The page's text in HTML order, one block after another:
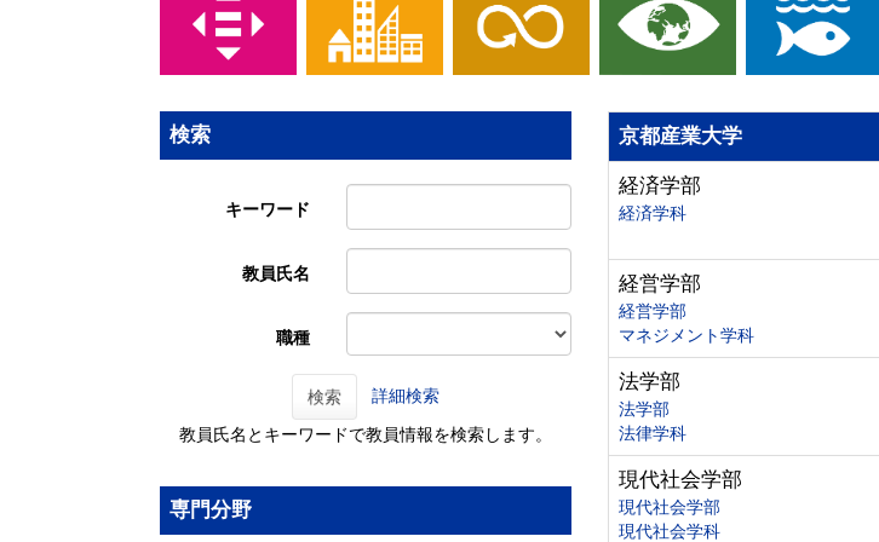
検索
キーワード
教員氏名
職種
検索 詳細検索
教員氏名とキーワードで教員情報を検索します。
専門分野
京都産業大学
経済学部
経済学科
経営学部
経営学部
マネジメント学科
法学部
法学部
法律学科
現代社会学部
現代社会学部
現代社会学科